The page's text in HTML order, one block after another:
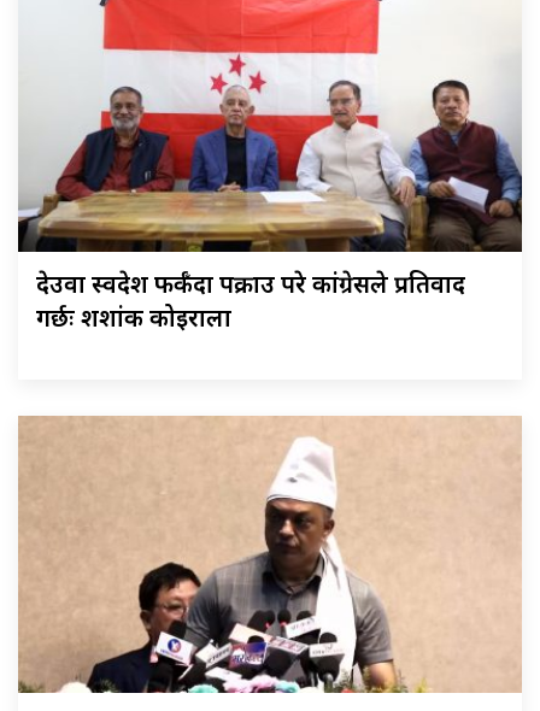
देउवा स्वदेश फर्कँदा पक्राउ परे कांग्रेसले प्रतिवाद
गर्छः शशांक कोइराला